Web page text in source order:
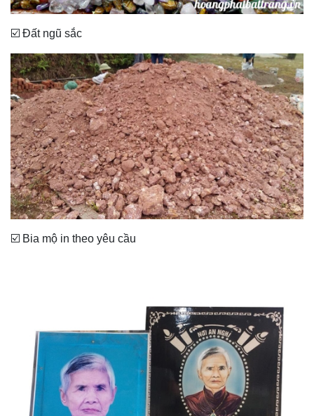
☑️ Đất ngũ sắc
☑️ Bia mộ in theo yêu cầu